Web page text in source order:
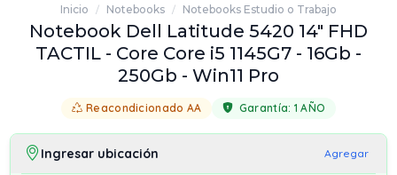
Inicio / Notebooks / Notebooks Estudio o Trabajo
Notebook Dell Latitude 5420 14" FHD
TACTIL - Core Core i5 1145G7 - 16Gb -
250Gb - Win11 Pro
Reacondicionado AA Garantía: 1 AÑO
Ingresar ubicación Agregar